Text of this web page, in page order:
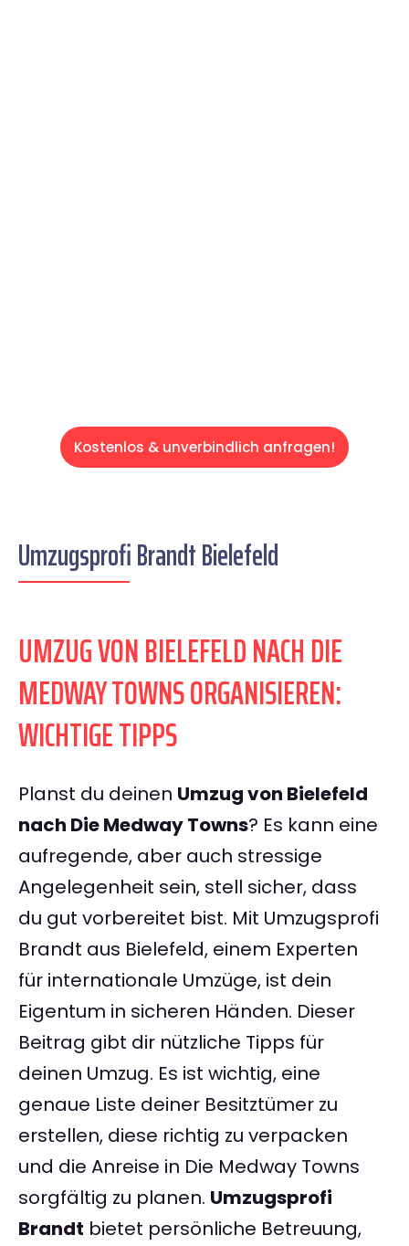
Kostenlos & unverbindlich anfragen!
Umzugsprofi Brandt Bielefeld
UMZUG VON BIELEFELD NACH DIE
MEDWAY TOWNS ORGANISIEREN:
WICHTIGE TIPPS
Planst du deinen Umzug von Bielefeld
nach Die Medway Towns? Es kann eine
aufregende, aber auch stressige
Angelegenheit sein, stell sicher, dass
du gut vorbereitet bist. Mit Umzugsprofi
Brandt aus Bielefeld, einem Experten
für internationale Umzüge, ist dein
Eigentum in sicheren Händen. Dieser
Beitrag gibt dir nützliche Tipps für
deinen Umzug. Es ist wichtig, eine
genaue Liste deiner Besitztümer zu
erstellen, diese richtig zu verpacken
und die Anreise in Die Medway Towns
sorgfältig zu planen. Umzugsprofi
Brandt bietet persönliche Betreuung,